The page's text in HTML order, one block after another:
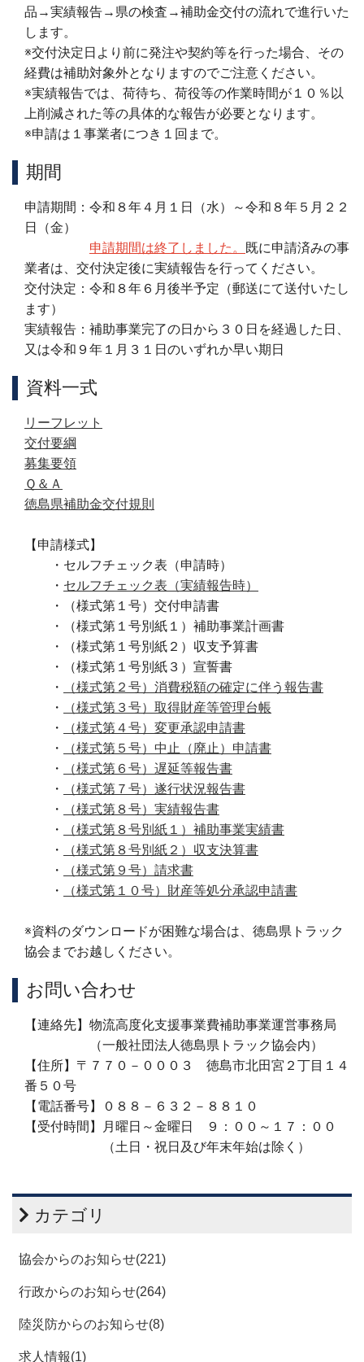
品→実績報告→県の検査→補助金交付の流れで進行いた
します。
※交付決定日より前に発注や契約等を行った場合、その
経費は補助対象外となりますのでご注意ください。
※実績報告では、荷待ち、荷役等の作業時間が１０％以
上削減された等の具体的な報告が必要となります。
※申請は１事業者につき１回まで。
期間
申請期間：令和８年４月１日（水）～令和８年５月２２
日（金）
申請期間は終了しました。
既に申請済みの事
業者は、交付決定後に実績報告を行ってください。
交付決定：令和８年６月後半予定（郵送にて送付いたし
ます）
実績報告：補助事業完了の日から３０日を経過した日、
又は令和９年１月３１日のいずれか早い期日
資料一式
リーフレット
交付要綱
募集要領
Ｑ＆Ａ
徳島県補助金交付規則
【申請様式】
・セルフチェック表（申請時）
・ セルフチェック表（実績報告時）
・（様式第１号）交付申請書
・（様式第１号別紙１）補助事業計画書
・（様式第１号別紙２）収支予算書
・（様式第１号別紙３）宣誓書
・
（様式第２号）消費税額の確定に伴う報告書
・
（様式第３号）取得財産等管理台帳
・
（様式第４号）変更承認申請書
・
（様式第５号）中止（廃止）申請書
・
（様式第６号）遅延等報告書
・
（様式第７号）遂行状況報告書
・
（様式第８号）実績報告書
・
（様式第８号別紙１）補助事業実績書
・
（様式第８号別紙２）収支決算書
・
（様式第９号）請求書
・
（様式第１０号）財産等処分承認申請書
※資料のダウンロードが困難な場合は、徳島県トラック
協会までお越しください。
お問い合わせ
【連絡先】物流高度化支援事業費補助事業運営事務局
（一般社団法人徳島県トラック協会内）
【住所】〒７７０－０００３ 徳島市北田宮２丁目１４
番５０号
【電話番号】０８８－６３２－８８１０
【受付時間】月曜日～金曜日 ９：００～１７：００
（土日・祝日及び年末年始は除く）
カテゴリ
協会からのお知らせ(221)
行政からのお知らせ(264)
陸災防からのお知らせ(8)
求人情報(1)